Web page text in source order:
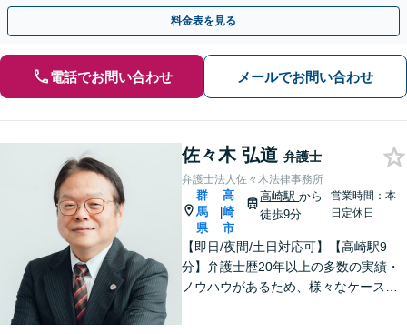
国人刑事事件など、幅広いご相談に対応可能
料金表を見る
電話でお問い合わせ メールでお問い合わせ
佐々木 弘道 弁護士
弁護士法人佐々木法律事務所
群
馬
県
|
高
崎
市
高崎駅から
徒歩9分
営業時間：本
日定休日
【即日/夜間/土日対応可】【高崎駅9
分】弁護士歴20年以上の多数の実績・
ノウハウがあるため、様々なケースで